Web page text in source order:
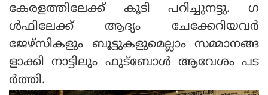
കേരളത്തിലേക്ക് കൂടി പറിച്ചുനട്ടു. ഗ
ള്‍ഫിലേക്ക് ആദ്യം ചേക്കേറിയവര്‍
ജേഴ്‌സികളും ബൂട്ടുകളുമെല്ലാം സമ്മാനങ്ങ
ളാക്കി നാട്ടിലും ഫുട്‌ബോള്‍ ആവേശം പട
ര്‍ത്തി.